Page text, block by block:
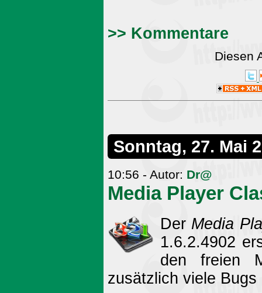
>> Kommentare
Diesen
Sonntag, 27. Mai
10:56 - Autor: Dr@
Media Player
Der Media
1.6.2.4902
den freien
zusätzlich viele